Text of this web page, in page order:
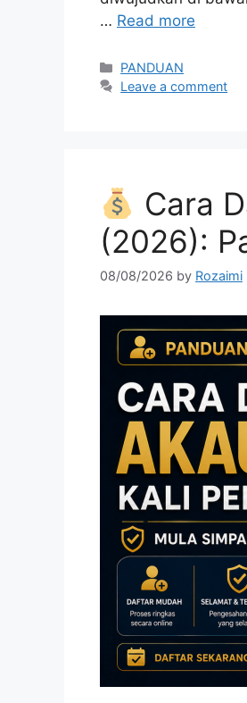
… Read more
Categories
PANDUAN
Leave a comment
Cara
(2026):
08/08/2026 by Rozaimi